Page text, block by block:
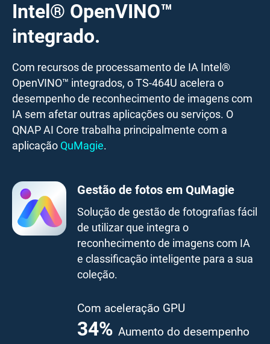
Intel® OpenVINO™
integrado.
Com recursos de processamento de IA Intel®
OpenVINO™ integrados, o TS-464U acelera o
desempenho de reconhecimento de imagens com
IA sem afetar outras aplicações ou serviços. O
QNAP AI Core trabalha principalmente com a
aplicação QuMagie.
Gestão de fotos em QuMagie
Solução de gestão de fotografias fácil
de utilizar que integra o
reconhecimento de imagens com IA
e classificação inteligente para a sua
coleção.
Com aceleração GPU
41.7 %Aumento do